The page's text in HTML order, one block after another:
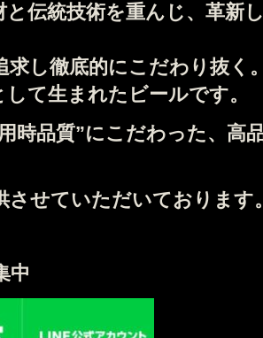
伝統技術を重んじ、 革新
求し徹底的にこだわり抜く
て生まれたビールです。
時品質”にこだわった、高
させていただいております
中